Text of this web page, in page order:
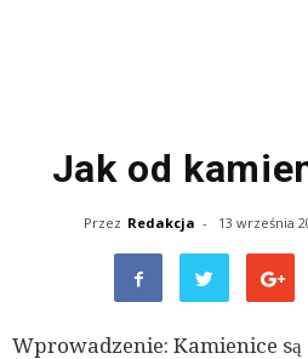
Jak od
Przez Redakcja - 13 września
Wprowadzenie: Kamienice są